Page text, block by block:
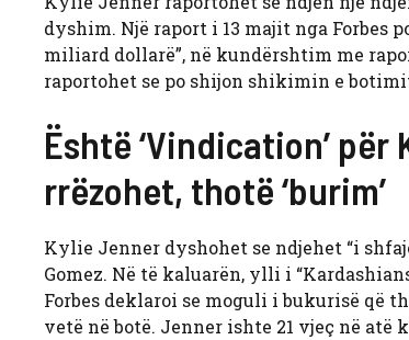
dyshim. Një raport i 13 majit nga Forbes
miliard dollarë”, në kundërshtim me
raportohet se po shijon shikimin e
Është ‘Vindication’
rrëzohet, thotë ‘burim’
Kylie Jenner dyshohet se ndjehet “i
Gomez. Në të kaluarën, ylli i
Forbes deklaroi se moguli i bukurisë që
vetë në botë. Jenner ishte 21 vjeç në atë